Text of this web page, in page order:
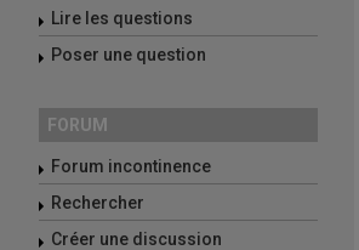
Lire les questions
Poser une question
FORUM
Forum incontinence
Rechercher
Créer une discussion